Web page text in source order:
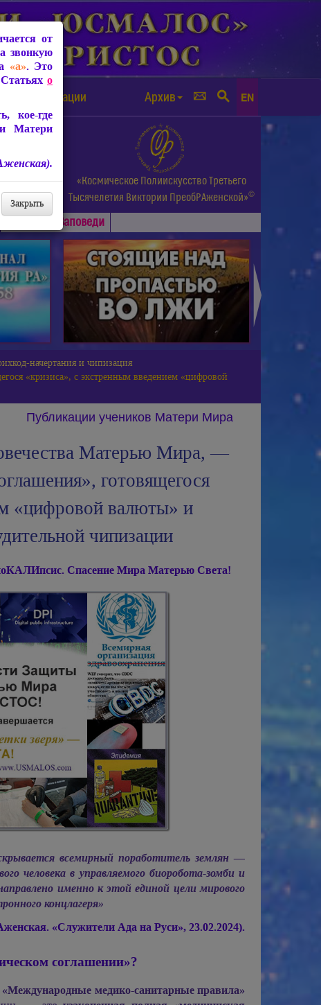
от чипизации Архив EN
и др.
«Космическое Полиискусство Третьего
Тысячелетия Виктории ПреобРАженской»©
Заповеди ►
начертания и чипизация
«кризиса», с экстренным введением «цифровой
Публикации учеников Матери Мира
Матерью Мира, —
готовящегося
«цифровой валюты» и
чипизации
Спасение Мира Матерью Света!
всемирный поработитель землян —
человека в управляемого биоробота-зомби и
именно к этой единой цели мирового
концлагеря»
«Служители Ада на Руси», 23.02.2024).
соглашении»?
медико-санитарные правила»
от
звонкую
«а». Это
о
кое-где
Матери
Закрыть